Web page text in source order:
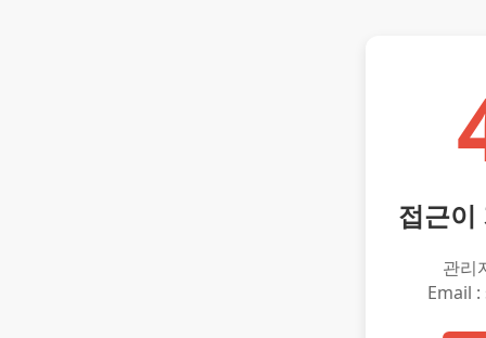
접근이
관리
Email